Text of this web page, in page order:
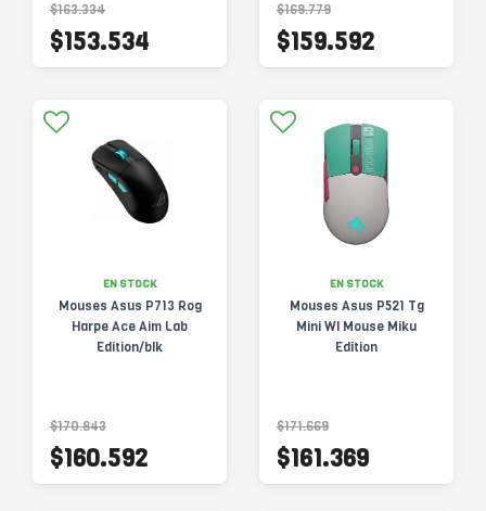
$163.334
$153.534
$169.779
$159.592
EN STOCK
Mouses Asus P713 Rog
Harpe Ace Aim Lab
Edition/blk
$170.843
$160.592
EN STOCK
Mouses Asus P521 Tg
Mini Wl Mouse Miku
Edition
$171.669
$161.369